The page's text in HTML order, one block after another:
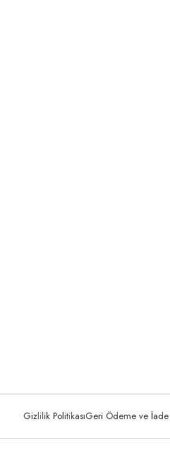
Gizlilik PolitikasıGeri Ödeme ve İade